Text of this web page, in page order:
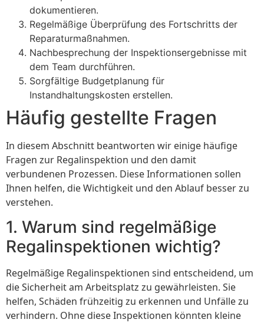
dokumentieren.
Regelmäßige Überprüfung des Fortschritts der
Reparaturmaßnahmen.
Nachbesprechung der Inspektionsergebnisse mit
dem Team durchführen.
Sorgfältige Budgetplanung für
Instandhaltungskosten erstellen.
Häufig gestellte Fragen
In diesem Abschnitt beantworten wir einige häufige
Fragen zur Regalinspektion und den damit
verbundenen Prozessen. Diese Informationen sollen
Ihnen helfen, die Wichtigkeit und den Ablauf besser zu
verstehen.
1. Warum sind regelmäßige
Regalinspektionen wichtig?
Regelmäßige Regalinspektionen sind entscheidend, um
die Sicherheit am Arbeitsplatz zu gewährleisten. Sie
helfen, Schäden frühzeitig zu erkennen und Unfälle zu
verhindern. Ohne diese Inspektionen könnten kleine